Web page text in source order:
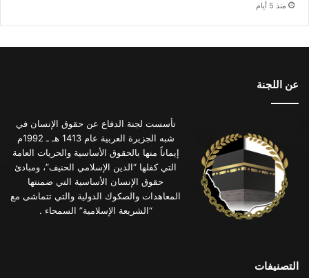
منذ 5 أيام
عن اللجنة
تأسست لجنة الدفاع عن حقوق الإنسان في
شبه الجزيرة العربية عام 1413 هـ ـ 1992م
إيماناً منها بالحقوق الأساسية والحريات العامة
التي كفلها “الدين الإسلامي الحنيف”، ومبادئ
حقوق الإنسان الأساسية التي ضمنتها
المعاهدات والصكوك الدولية والتي تتماشى مع
“الشريعة الإسلامية” السمحاء .
التصنيفات